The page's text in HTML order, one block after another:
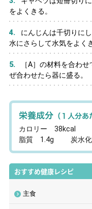
をよくきる。
にんじんは千切りに
水にさらして水気をよく
［A］の材料を合わ
ぜ合わせたら器に盛る。
栄養成分 （１人分あ
カロリー 38kcal
脂質 1.4g
炭水
おすすめ健康レシピ
主食